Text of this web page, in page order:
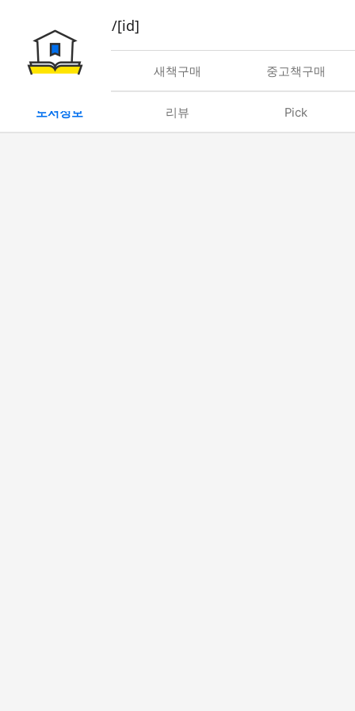
book/rent/[id]
대여 새책구매 중고책구매
도서정보 리뷰 Pick